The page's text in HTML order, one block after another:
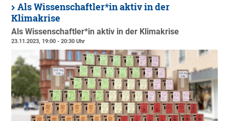
Als Wissenschaftler*in aktiv in der
Klimakrise
Als Wissenschaftler*in aktiv in der Klimakrise
23.11.2023, 19:00 - 20:30 Uhr